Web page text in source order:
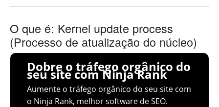
O que é: Kernel update process
(Processo de atualização do núcleo)
Dobre o tráfego orgânico do
seu site com Ninja Rank
Aumente o tráfego orgânico do seu site com
o Ninja Rank, melhor software de SEO.